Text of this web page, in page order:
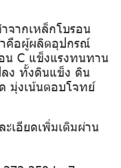
จากเหล็กโบรอน
าคือผู้ผลิตอุปกรณ์
น C แข็งแรงทนทาน
ง ทั้งดินแข็ง ดิน
มุ่งเน้นตอบโจทย์
เอียดเพิ่มเติมผ่าน